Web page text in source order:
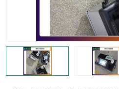
LB-4200高锰酸盐指数仪
烟尘烟气设备
粉尘设备